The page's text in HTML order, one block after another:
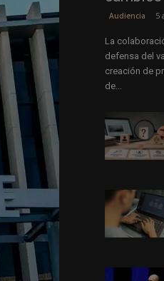
Audiencia 5
La
defensa del
creación de
de...